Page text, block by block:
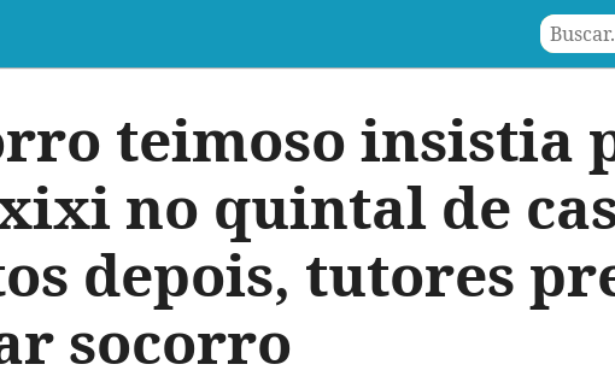
teimoso insistia
no quintal de
depois, tutores
socorro